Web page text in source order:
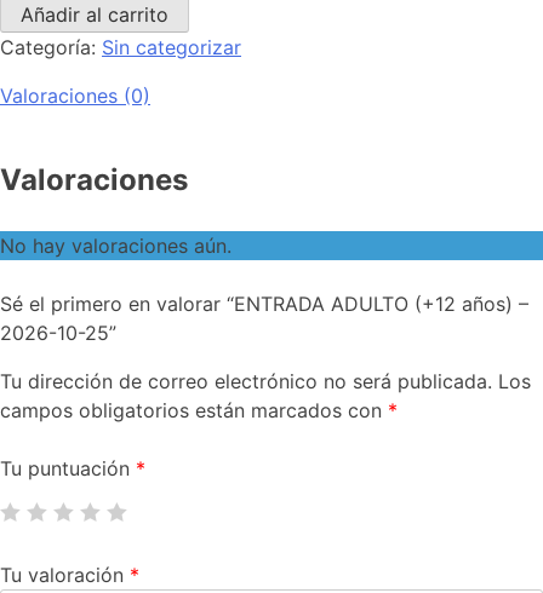
Añadir al carrito
Categoría: Sin categorizar
Valoraciones (0)
Valoraciones
No hay valoraciones aún.
Sé el primero en valorar “ENTRADA ADULTO (+12 años) –
2026-10-25”
Tu dirección de correo electrónico no será publicada. Los
campos obligatorios están marcados con *
Tu puntuación *
Tu valoración *